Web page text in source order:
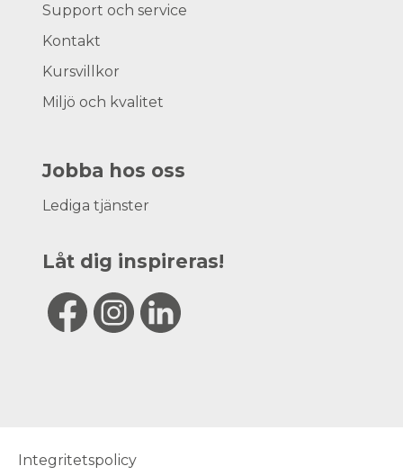
Support och service
Kontakt
Kursvillkor
Miljö och kvalitet
Jobba hos oss
Lediga tjänster
Låt dig inspireras!
Integritetspolicy